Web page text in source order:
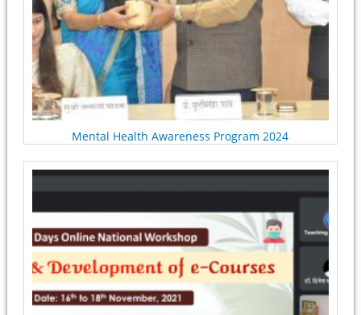
Mental Health Awareness Program 2024